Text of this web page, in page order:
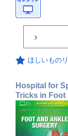
ほしいもの
Hospital for
Tricks in Foot